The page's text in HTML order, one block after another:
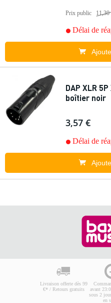
Prix public 11,30
Délai de
DAP XLR
boîtier noir
3,57 €
Délai de
Livraison offerte dès 99
€* / Retours gratuits
avant
sous 2
en